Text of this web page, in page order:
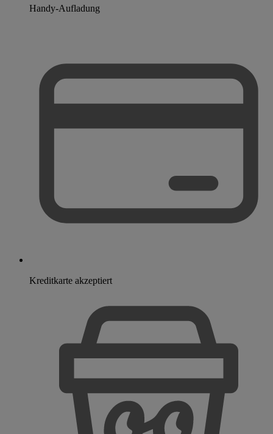
Handy-Aufladung
Kreditkarte akzeptiert